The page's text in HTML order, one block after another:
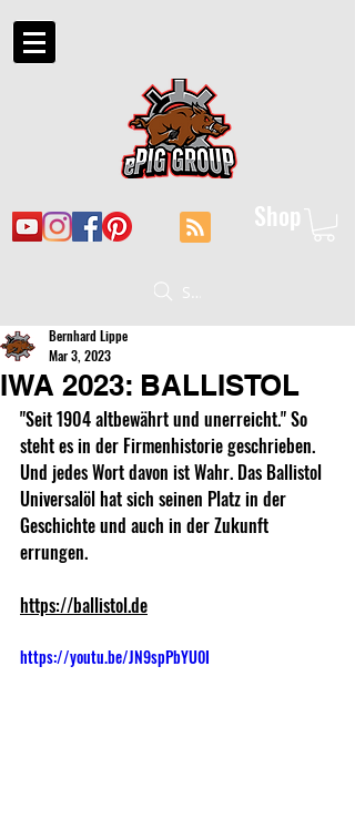
Shop
Suche
IWA 2023: BALLISTOL
Bernhard Lippe
Mar 3, 2023
"Seit 1904 altbewährt und unerreicht." So
steht es in der Firmenhistorie geschrieben.
Und jedes Wort davon ist Wahr. Das Ballistol
Universalöl hat sich seinen Platz in der
Geschichte und auch in der Zukunft
errungen.
https://ballistol.de
https://youtu.be/JN9spPbYU0I